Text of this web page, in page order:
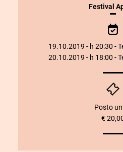
INFORMAZIONI
Festival
19.10.2019 - h 20:30 -
20.10.2019 - h 18:00 -
Posto
€